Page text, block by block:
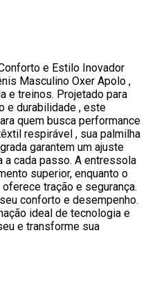
e Estilo Inovador
Masculino Oxer Apolo ,
e treinos. Projetado para
e durabilidade , este
quem busca performance
respirável , sua palmilha
garantem um ajuste
cada passo. A entressola
superior, enquanto o
tração e segurança.
conforto e desempenho.
ideal de tecnologia e
e transforme sua